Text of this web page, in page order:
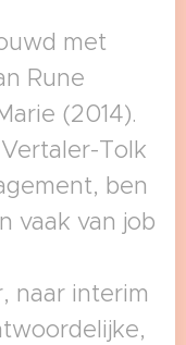
met
Rune
(2014).
Tolk
ben
vaak van job
naar interim